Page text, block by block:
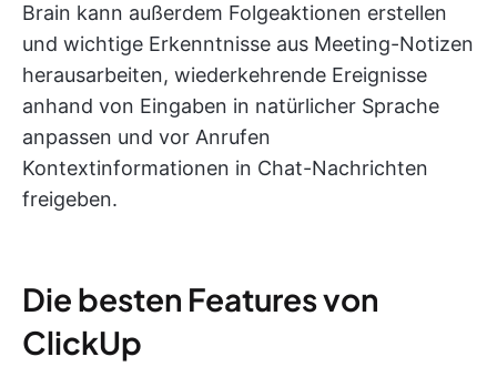
Brain kann außerdem Folgeaktionen erstellen
und wichtige Erkenntnisse aus Meeting-Notizen
herausarbeiten, wiederkehrende Ereignisse
anhand von Eingaben in natürlicher Sprache
anpassen und vor Anrufen
Kontextinformationen in Chat-Nachrichten
freigeben.
Die besten Features von
ClickUp